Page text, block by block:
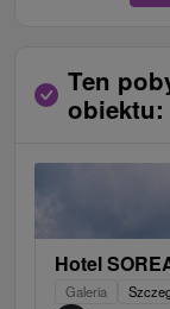
Ten
obiektu:
Hotel
Galeria